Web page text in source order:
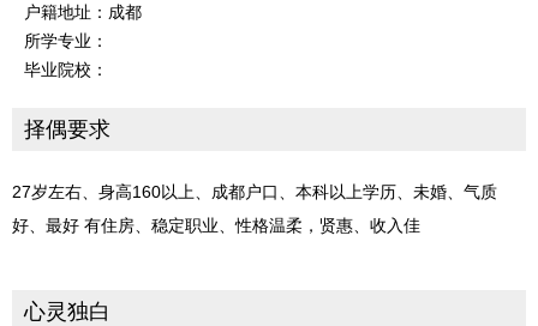
户籍地址：成都
所学专业：
毕业院校：
择偶要求
27岁左右、身高160以上、成都户口、本科以上学历、未婚、气质
好、最好 有住房、稳定职业、性格温柔，贤惠、收入佳
心灵独白